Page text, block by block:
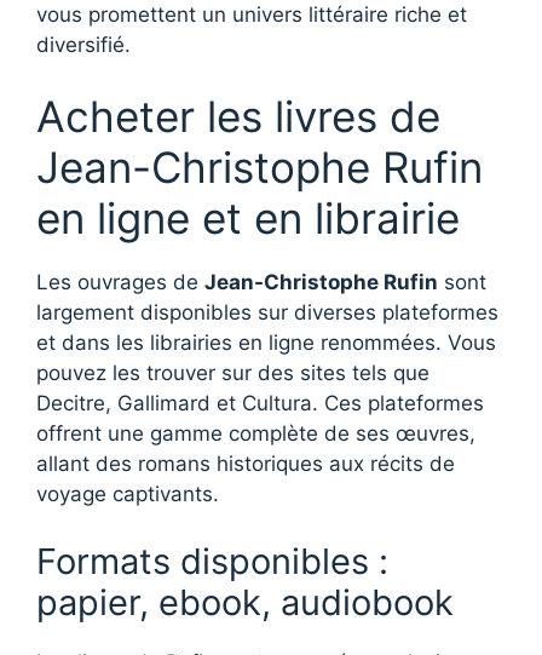
vous promettent un univers littéraire riche et
diversifié.
Acheter les livres de
Jean-Christophe Rufin
en ligne et en librairie
Les ouvrages de Jean-Christophe Rufin sont
largement disponibles sur diverses plateformes
et dans les librairies en ligne renommées. Vous
pouvez les trouver sur des sites tels que
Decitre, Gallimard et Cultura. Ces plateformes
offrent une gamme complète de ses œuvres,
allant des romans historiques aux récits de
voyage captivants.
Formats disponibles :
papier, ebook, audiobook